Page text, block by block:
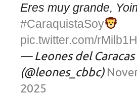
Eres muy grande,
#CaraquistaSoy
pic.twitter.com/
— Leones del Caracas
(@leones_cbbc)
2025